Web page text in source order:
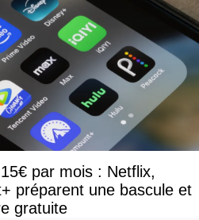
par mois : Netflix,
préparent une bascule et
gratuite